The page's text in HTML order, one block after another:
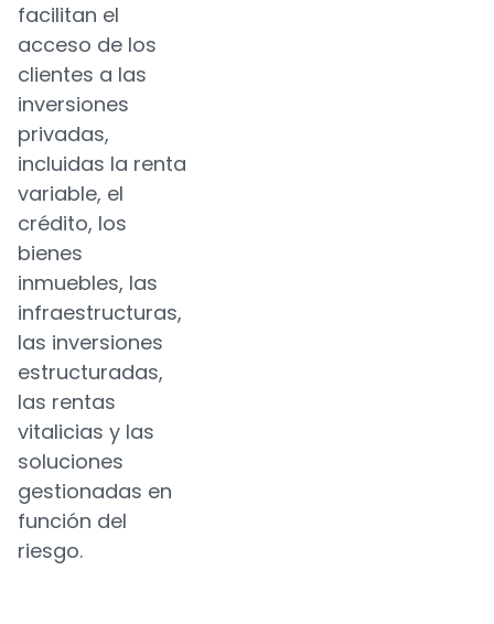
facilitan el
acceso de los
clientes a las
inversiones
privadas,
incluidas la renta
variable, el
crédito, los
bienes
inmuebles, las
infraestructuras,
las inversiones
estructuradas,
las rentas
vitalicias y las
soluciones
gestionadas en
función del
riesgo.